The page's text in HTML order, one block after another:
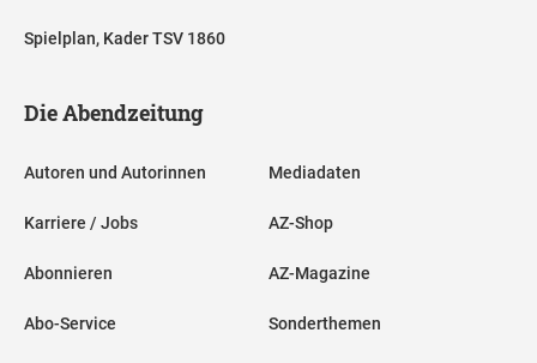
Spielplan, Kader TSV 1860
Die Abendzeitung
Autoren und Autorinnen
Karriere / Jobs
Abonnieren
Abo-Service
Mediadaten
AZ-Shop
AZ-Magazine
Sonderthemen